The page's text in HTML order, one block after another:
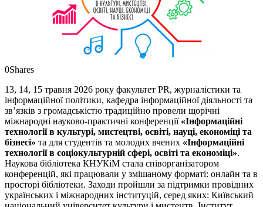
0Shares
13, 14, 15 травня 2026 року факультет PR, журналістики та
інформаційної політики, кафедра інформаційної діяльності та
зв’язків з громадськістю традиційно провели щорічні
міжнародні науково-практичні конференції «Інформаційні
технології в культурі, мистецтві, освіті, науці, економіці та
бізнесі» та для студентів та молодих вчених «Інформаційні
технології в соціокультурній сфері, освіті та економіці».
Наукова бібліотека КНУКіМ стала співорганізатором
конференцій, які працювали у змішаному форматі: онлайн та в
просторі бібліотеки. Заходи пройшли за підтримки провідних
українських і міжнародних інституцій, серед яких: Київський